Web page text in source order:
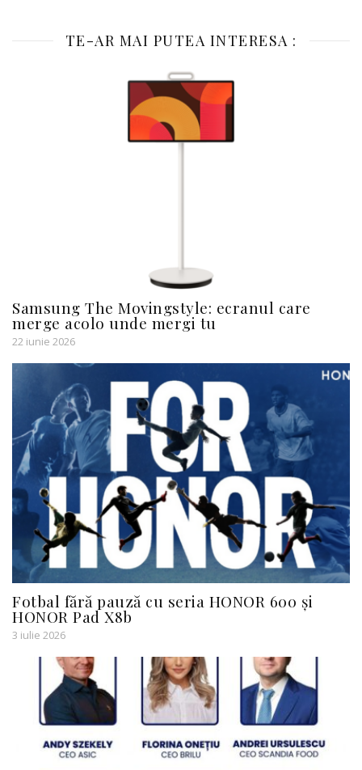
TE-AR MAI PUTEA INTERESA :
Samsung The Movingstyle: ecranul care
merge acolo unde mergi tu
22 iunie 2026
Fotbal fără pauză cu seria HONOR 600 și
HONOR Pad X8b
3 iulie 2026